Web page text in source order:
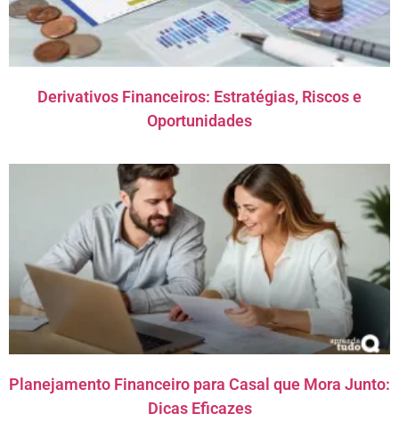
Derivativos Financeiros: Estratégias, Riscos e
Oportunidades
Planejamento Financeiro para Casal que Mora Junto:
Dicas Eficazes